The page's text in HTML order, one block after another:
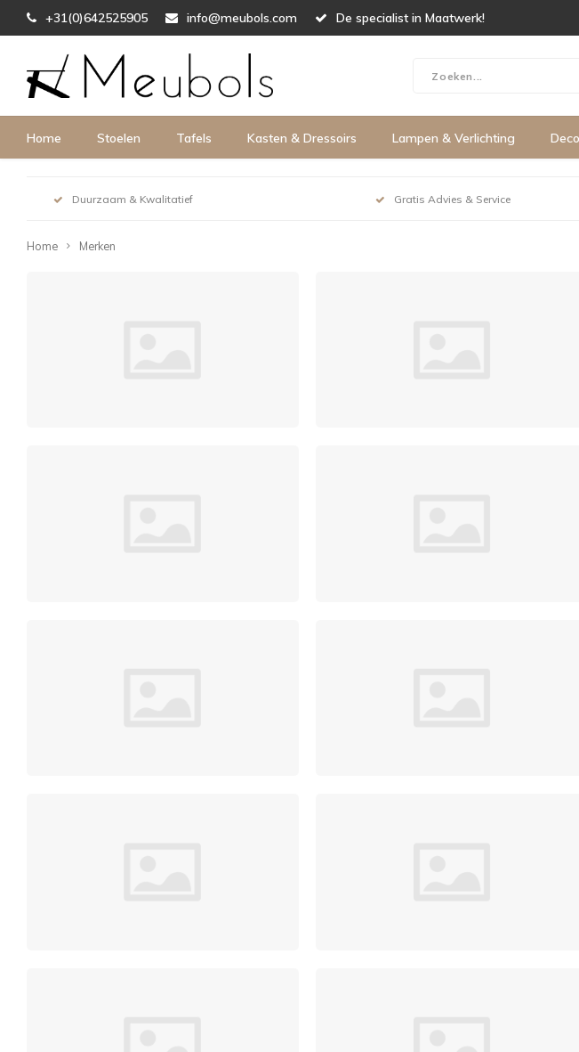
+31(0)642525905 info@meubols.com De specialist in Maatwerk!
Home Stoelen Tafels Kasten & Dressoirs Lampen & Verlichting
Duurzaam & Kwalitatief Gratis Advies & Service
Home Merken